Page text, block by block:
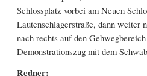
Schlossplatz vorbei am Neuen
Lautenschlagerstraße, dann weiter
nach rechts auf den
Demonstrationszug mit dem
Redner: